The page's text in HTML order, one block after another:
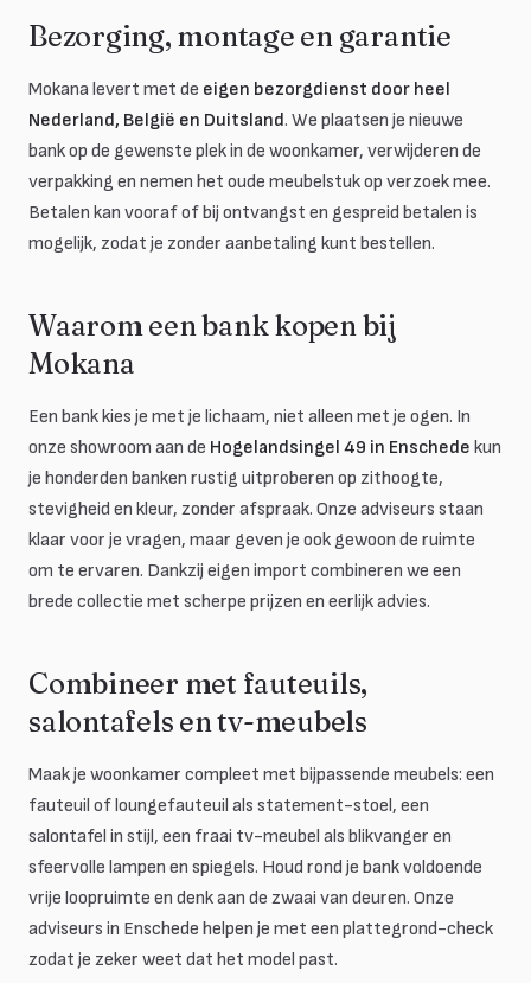
Bezorging, montage en garantie
Mokana levert met de eigen bezorgdienst door heel
Nederland, België en Duitsland. We plaatsen je nieuwe
bank op de gewenste plek in de woonkamer, verwijderen de
verpakking en nemen het oude meubelstuk op verzoek mee.
Betalen kan vooraf of bij ontvangst en gespreid betalen is
mogelijk, zodat je zonder aanbetaling kunt bestellen.
Waarom een bank kopen bij
Mokana
Een bank kies je met je lichaam, niet alleen met je ogen. In
onze showroom aan de Hogelandsingel 49 in Enschede kun
je honderden banken rustig uitproberen op zithoogte,
stevigheid en kleur, zonder afspraak. Onze adviseurs staan
klaar voor je vragen, maar geven je ook gewoon de ruimte
om te ervaren. Dankzij eigen import combineren we een
brede collectie met scherpe prijzen en eerlijk advies.
Combineer met fauteuils,
salontafels en tv-meubels
Maak je woonkamer compleet met bijpassende meubels: een
fauteuil of loungefauteuil als statement-stoel, een
salontafel in stijl, een fraai tv-meubel als blikvanger en
sfeervolle lampen en spiegels. Houd rond je bank voldoende
vrije loopruimte en denk aan de zwaai van deuren. Onze
adviseurs in Enschede helpen je met een plattegrond-check
zodat je zeker weet dat het model past.